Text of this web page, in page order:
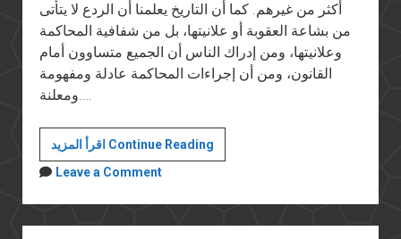
أكثر من غيرهم. كما أن التاريخ يعلمنا أن الردع لا يتأتى
من بشاعة العقوبة أو علانيتها، بل من شفافية المحاكمة
وعلانيتها، ومن إدراك الناس أن الجميع متساوون أمام
القانون، ومن أن إجراءات المحاكمة عادلة ومفهومة
ومعلنة.…
اقرأ المزيد Continue Readingلا
لعقوبة
Leave a Comment